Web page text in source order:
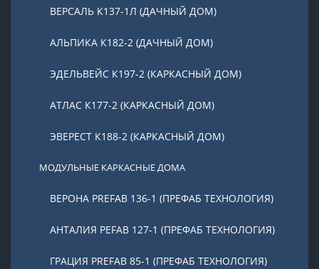
ВЕРСАЛЬ К137-1Л (ДАЧНЫЙ ДОМ)
АЛЬПИКА К182-2 (ДАЧНЫЙ ДОМ)
ЭДЕЛЬВЕЙС К197-2 (КАРКАСНЫЙ ДОМ)
АТЛАС К177-2 (КАРКАСНЫЙ ДОМ)
ЭВЕРЕСТ К188-2 (КАРКАСНЫЙ ДОМ)
МОДУЛЬНЫЕ КАРКАСНЫЕ ДОМА
ВЕРОНА PREFAB 136-1 (ПРЕФАБ ТЕХНОЛОГИЯ)
АНТАЛИЯ PEFAB 127-1 (ПРЕФАБ ТЕХНОЛОГИЯ)
ГРАЦИЯ PREFAB 85-1 (ПРЕФАБ ТЕХНОЛОГИЯ)